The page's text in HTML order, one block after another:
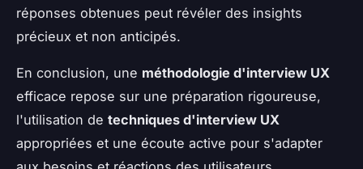
réponses obtenues peut révéler des insights
précieux et non anticipés.
En conclusion, une méthodologie d'interview UX
efficace repose sur une préparation rigoureuse,
l'utilisation de techniques d'interview UX
appropriées et une écoute active pour s'adapter